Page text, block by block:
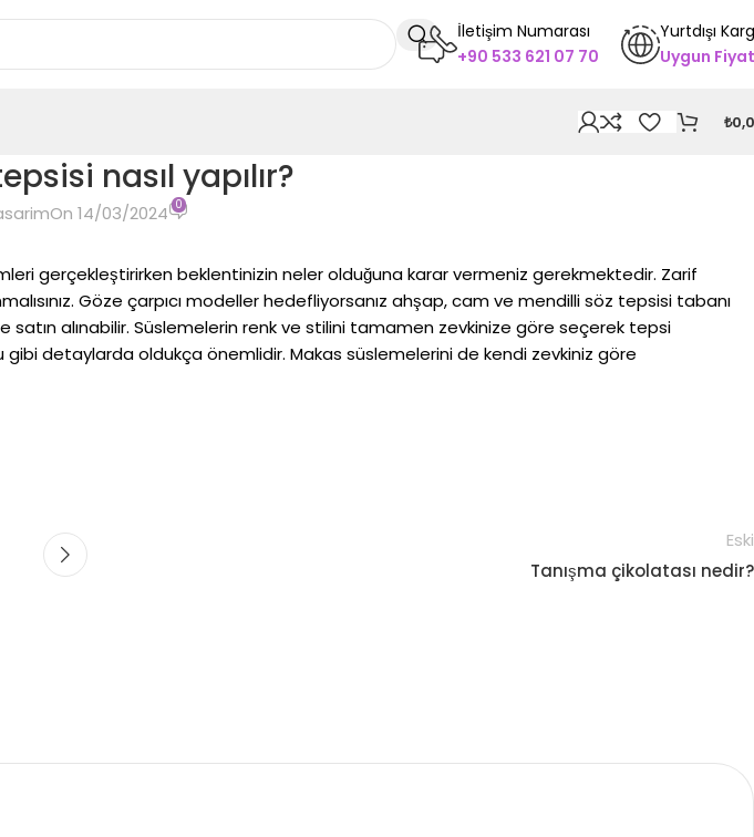
İletişim Numarası
+90 533 621 07 70
Yurtdışı
Uygun Fiyat
₺
nasıl yapılır?
On 14/03/2024 0
gerçekleştirirken beklentinizin neler olduğuna karar vermeniz gerekmektedir. Zarif
Göze çarpıcı modeller hedefliyorsanız ahşap, cam ve mendilli söz tepsisi tabanı
satın alınabilir. Süslemelerin renk ve stilini tamamen zevkinize göre seçerek tepsi
detaylarda oldukça önemlidir. Makas süslemelerini de kendi zevkiniz göre
Eski
Tanışma çikolatası nedir?